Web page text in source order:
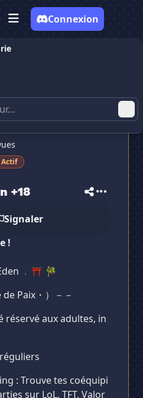
Connexion
NSFW
Actif
+18
SignalerNSFW interdit
rencontres et
!
﹒⛩ 🎋
Paix・）－－
réservé aux adultes, in
: Trouve tes coéquipi
sur LoL, TFT, Valor
d'Eden +18
Jardin d'Ede...
ton avis de ce
d'Eden +18